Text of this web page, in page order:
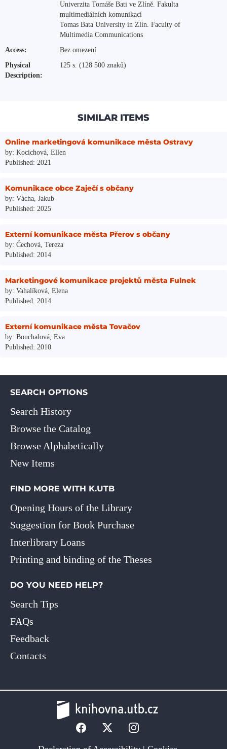
Univerzita Tomáše Bati ve Zlíně. Fakulta
multimediálních komunikací
Tomas Bata University in Zlín. Faculty of
Multimedia Communications
Access:
Bez omezení
Physical
Description:
125 s. (128 500 znaků)
SIMILAR ITEMS
Online marketingová komunikace města Ostravy
by: Kocichová, Ellen
Published: 2021
Komunikace obce Zaječí s občany
by: Vácha, Jakub
Published: 2025
Externí komunikace města Přerov s občany
by: Čechová, Tereza
Published: 2014
Marketingové komunikace projektů města Fulnek
by: Vahalíková, Elena
Published: 2014
Externí komunikace města Tovačov
by: Bouchalová, Eva
Published: 2010
SEARCH OPTIONS
Search History
Browse the Catalog
Browse Alphabetically
New Items
FIND MORE WITH K.UTB
Opening Hours of the Library
Suggestion for Book Purchase
Interlibrary Loans
Printing and binding of the Theses
DO YOU NEED HELP?
Search Tips
FAQs
Feedback
Contacts